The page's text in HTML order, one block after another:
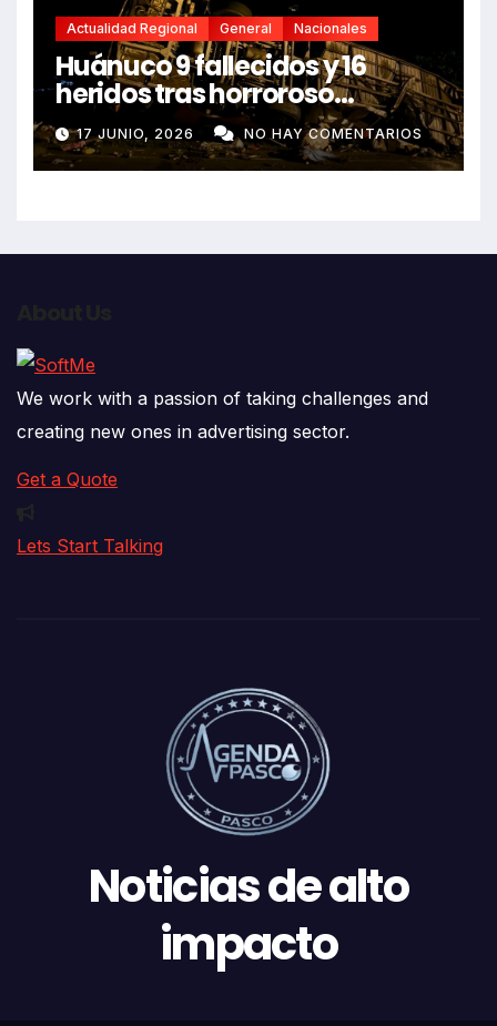
Actualidad Regional General Nacionales
Huánuco 9 fallecidos y 16
heridos tras horroroso
despiste de bus Real Chancas
que impactó contra vivienda
17 JUNIO, 2026 NO HAY COMENTARIOS
We work with a passion of taking challenges and
creating new ones in advertising sector.
Get a Quote
Lets Start Talking
Noticias de alto
impacto